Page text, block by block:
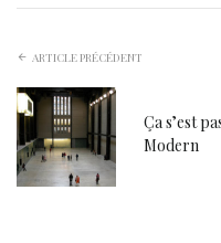
ARTICLE PRÉCÉDENT
Ça s’est
Modern